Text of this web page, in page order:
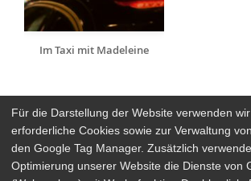
Im Taxi mit Madeleine
Arthaus Stores
Für die Darstellung der Website verwenden
erforderliche Cookies sowie zur Verwaltung
den Google Tag Manager. Zusätzlich
Optimierung unserer Website die Dienste von